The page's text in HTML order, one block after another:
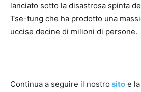
lanciato sotto la disastrosa spinta
Tse-tung che ha prodotto una
uccise decine di milioni di persone.
Continua a seguire il nostro sito e